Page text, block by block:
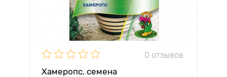
0 отзывов
Хамеропс, семена